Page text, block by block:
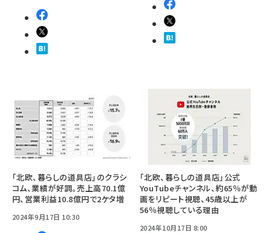
「北欧、暮らしの道具店」のクラシ
コム、業績が好調。売上高70.1億
円、営業利益10.8億円で2ケタ増
2024年9月17日 10:30
「北欧、暮らしの道具店」公式
YouTubeチャンネル、約65％が動
画をリピート視聴、45歳以上が
56％視聴している理由
2024年10月17日 8:00